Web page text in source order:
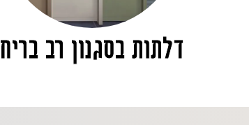
דלתות בסגנון רב בריח